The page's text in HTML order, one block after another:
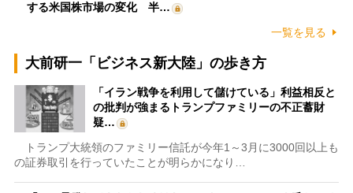
する米国株市場の変化 半…
一覧を見る
大前研一「ビジネス新大陸」の歩き方
「イラン戦争を利用して儲けている」利益相反と
の批判が強まるトランプファミリーの不正蓄財
疑…
トランプ大統領のファミリー信託が今年1～3月に3000回以上も
の証券取引を行っていたことが明らかになり…